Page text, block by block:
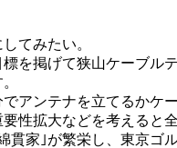
てみたい。
を掲げて狭山ケーブ
ンテナを立てるかケ
性拡大などを考えると
家｣が繁栄し、東京ゴ